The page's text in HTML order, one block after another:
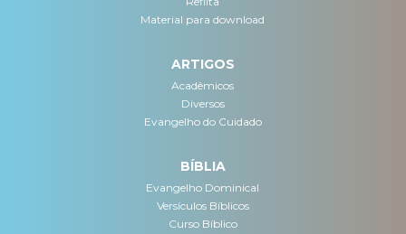
Material para download
ARTIGOS
Acadêmicos
Diversos
Evangelho do Cuidado
BÍBLIA
Evangelho Dominical
Versículos Bíblicos
Curso Bíblico